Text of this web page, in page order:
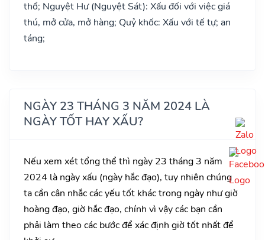
thổ; Nguyệt Hư (Nguyệt Sát): Xấu đối với việc giá
thú, mở cửa, mở hàng; Quỷ khốc: Xấu với tế tự; an
táng;
NGÀY 23 THÁNG 3 NĂM 2024 LÀ
NGÀY TỐT HAY XẤU?
Nếu xem xét tổng thể thì ngày 23 tháng 3 năm
2024 là ngày xấu (ngày hắc đạo), tuy nhiên chúng
ta cần cân nhắc các yếu tốt khác trong ngày như giờ
hoàng đạo, giờ hắc đạo, chính vì vậy các bạn cần
phải làm theo các bước để xác định giờ tốt nhất để